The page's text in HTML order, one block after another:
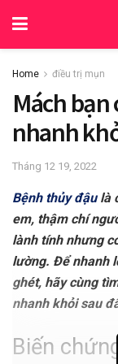
Home điều trị mụn
Mách
nhanh
Tháng 12 19, 2022
Bệnh thủy đậulà
em, thậm chí
lành tính nhưng
lường. Để nhanh
ghét, hãy cùng
nhanh khỏi sau
Biến